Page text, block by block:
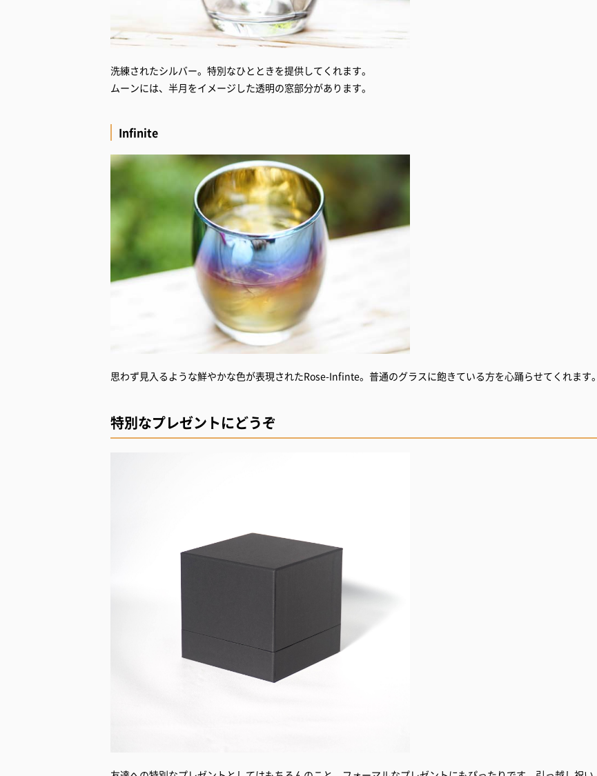
洗練されたシルバー。特別なひとときを提供してくれます。
ムーンには、半月をイメージした透明の窓部分があります。
Infinite
思わず見入るような鮮やかな色が表現されたRose-Infinte。普通のグラスに飽きている方を心踊らせてくれます。
特別なプレゼントにどうぞ